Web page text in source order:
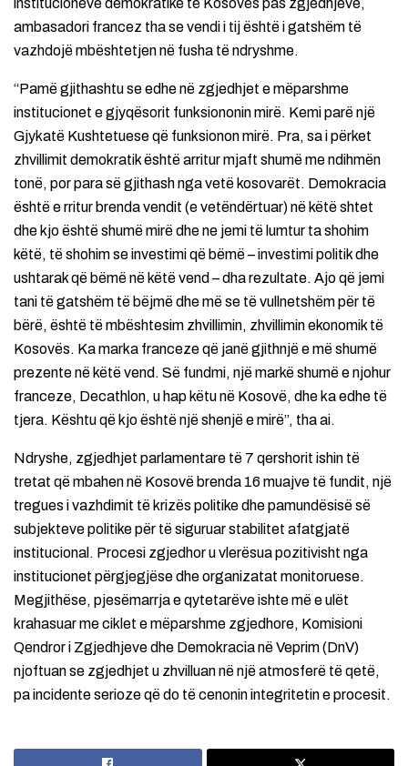
institucioneve demokratike të Kosovës pas zgjedhjeve,
ambasadori francez tha se vendi i tij është i gatshëm të
vazhdojë mbështetjen në fusha të ndryshme.
“Pamë gjithashtu se edhe në zgjedhjet e mëparshme
institucionet e gjyqësorit funksiononin mirë. Kemi parë një
Gjykatë Kushtetuese që funksionon mirë. Pra, sa i përket
zhvillimit demokratik është arritur mjaft shumë me ndihmën
tonë, por para së gjithash nga vetë kosovarët. Demokracia
është e rritur brenda vendit (e vetëndërtuar) në këtë shtet
dhe kjo është shumë mirë dhe ne jemi të lumtur ta shohim
këtë, të shohim se investimi që bëmë – investimi politik dhe
ushtarak që bëmë në këtë vend – dha rezultate. Ajo që jemi
tani të gatshëm të bëjmë dhe më se të vullnetshëm për të
bërë, është të mbështesim zhvillimin, zhvillimin ekonomik të
Kosovës. Ka marka franceze që janë gjithnjë e më shumë
prezente në këtë vend. Së fundmi, një markë shumë e njohur
franceze, Decathlon, u hap këtu në Kosovë, dhe ka edhe të
tjera. Kështu që kjo është një shenjë e mirë”, tha ai.
Ndryshe, zgjedhjet parlamentare të 7 qershorit ishin të
tretat që mbahen në Kosovë brenda 16 muajve të fundit, një
tregues i vazhdimit të krizës politike dhe pamundësisë së
subjekteve politike për të siguruar stabilitet afatgjatë
institucional. Procesi zgjedhor u vlerësua pozitivisht nga
institucionet përgjegjëse dhe organizatat monitoruese.
Megjithëse, pjesëmarrja e qytetarëve ishte më e ulët
krahasuar me ciklet e mëparshme zgjedhore, Komisioni
Qendror i Zgjedhjeve dhe Demokracia në Veprim (DnV)
njoftuan se zgjedhjet u zhvilluan në një atmosferë të qetë,
pa incidente serioze që do të cenonin integritetin e procesit.